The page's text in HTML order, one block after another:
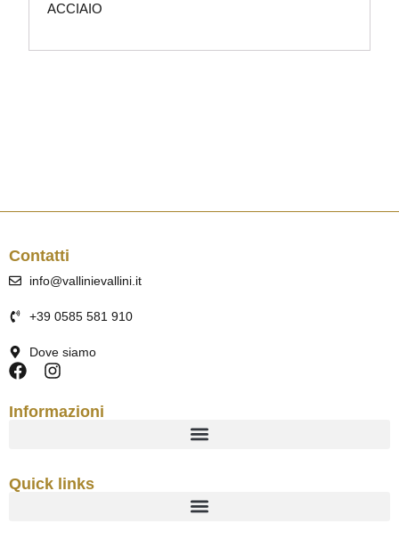
ACCIAIO
Contatti
info@vallinievallini.it
+39 0585 581 910
Dove siamo
Informazioni
Quick links